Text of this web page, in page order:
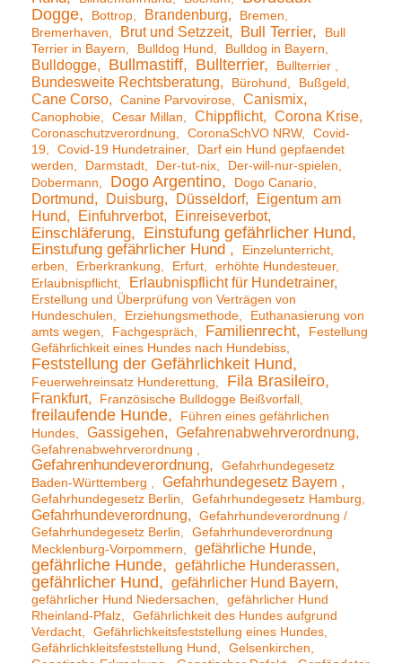
Dogge
Bottrop Brandenburg
Bremen
Bremerhaven
Brut und Setzzeit Bull Terrier
Bull
Terrier in Bayern
Bulldog Hund Bulldog in Bayern
Bulldogge Bullmastiff Bullterrier Bullterrier
Bundesweite Rechtsberatung Bürohund Bußgeld
Cane Corso Canine Parvovirose Canismix
Canophobie Cesar Millan Chippflicht Corona Krise
Coronaschutzverordnung CoronaSchVO NRW
Covid-
19
Covid-19 Hundetrainer
Darf ein Hund gepfaendet
werden
Darmstadt Der-tut-nix
Der-will-nur-spielen
Dobermann
Dogo Argentino Dogo Canario
Dortmund Duisburg Düsseldorf
Eigentum am
Hund
Einfuhrverbot Einreiseverbot
Einschläferung Einstufung gefährlicher Hund
Einstufung gefährlicher Hund
Einzelunterricht
erben
Erberkrankung Erfurt
erhöhte Hundesteuer
Erlaubnispflicht
Erlaubnispflicht für Hundetrainer
Erstellung und Überprüfung von Verträgen von
Hundeschulen
Erziehungsmethode
Euthanasierung von
amts wegen
Fachgespräch Familienrecht
Festellung
Gefährlichkeit eines Hundes nach Hundebiss
Feststellung der Gefährlichkeit Hund
Feuerwehreinsatz Hunderettung Fila Brasileiro
Frankfurt Französische Bulldogge Beißvorfall
freilaufende Hunde
Führen eines gefährlichen
Hundes
Gassigehen Gefahrenabwehrverordnung
Gefahrenabwehrverordnung
Gefahrenhundeverordnung
Gefahrhundegesetz
Baden-Württemberg
Gefahrhundegesetz Bayern
Gefahrhundegesetz Berlin Gefahrhundegesetz Hamburg
Gefahrhundeverordnung
Gefahrhundeverordnung /
Gefahrhundegesetz Berlin
Gefahrhundeverordnung
Mecklenburg-Vorpommern
gefährliche Hunde
gefährliche Hunde gefährliche Hunderassen
gefährlicher Hund gefährlicher Hund Bayern
gefährlicher Hund Niedersachen
gefährlicher Hund
Rheinland-Pfalz
Gefährlichkeit des Hundes aufgrund
Verdacht
Gefährlichkeitsfeststellung eines Hundes
Gefährlichkleitsfeststellung Hund
Gelsenkirchen